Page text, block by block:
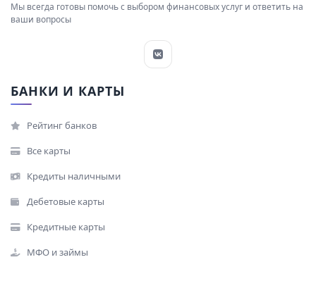
Мы всегда готовы помочь с выбором финансовых услуг и ответить на
ваши вопросы
БАНКИ И КАРТЫ
Рейтинг банков
Все карты
Кредиты наличными
Дебетовые карты
Кредитные карты
МФО и займы